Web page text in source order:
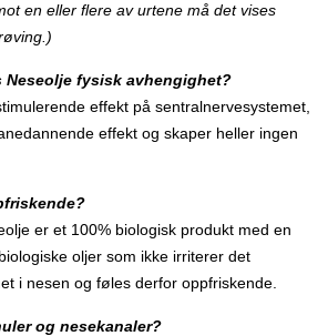
en eller flere av urtene må det vises
Neseolje fysisk avhengighet?
effekt på sentralnervesystemet,
effekt og skaper heller ingen
er et 100% biologisk produkt med en
oljer som ikke irriterer det
i nesen og føles derfor oppfriskende.
og nesekanaler?